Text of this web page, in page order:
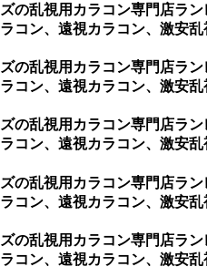
の乱視用カラコン専門店ラ
コン、遠視カラコン、激安
の乱視用カラコン専門店ラ
コン、遠視カラコン、激安
の乱視用カラコン専門店ラ
コン、遠視カラコン、激安
の乱視用カラコン専門店ラ
コン、遠視カラコン、激安
の乱視用カラコン専門店ラ
コン、遠視カラコン、激安